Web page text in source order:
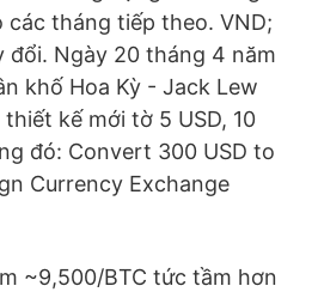
tháng tiếp theo. VND;
đổi. Ngày 20 tháng 4 năm
khố Hoa Kỳ - Jack Lew
kế mới tờ 5 USD, 10
đó: Convert 300 USD to
Currency Exchange
~9,500/BTC tức tầm hơn